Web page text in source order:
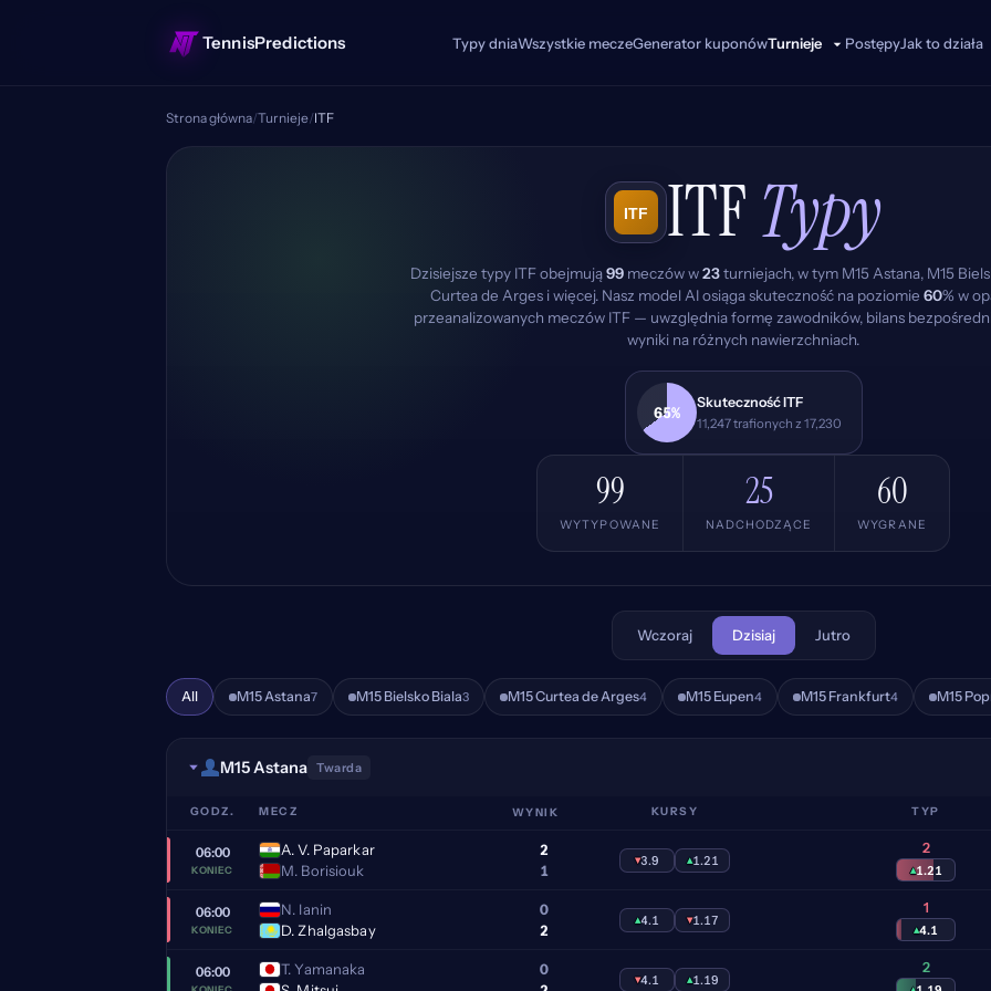
TennisPredictions Typy dniaWszystkie meczeGenerator kuponówTurnieje PostępyJak to działa
Strona główna/Turnieje/ITF
ITFTypy
Dzisiejsze typy ITF obejmują99 meczów w23turniejach, w tym M15 Astana, M15
Curtea de Arges i więcej. Nasz model AI osiąga skuteczność na poziomie 60% w
przeanalizowanych meczów ITF — uwzględnia formę zawodników, bilans
wyniki na różnych nawierzchniach.
65%
Skuteczność ITF
11,247 trafionych z 17,230
99
WYTYPOWANE
25
NADCHODZĄCE
60
WYGRANE
Wczoraj Dzisiaj Jutro
All M15 Astana7 M15 Bielsko Biala3 M15 Curtea de Arges4 M15 Eupen4 M15 Frankfurt4 M15
M15 Astana Twarda
GODZ. MECZ WYNIK KURSY TYP
06:00
KONIEC
A. V. Paparkar
M. Borisiouk
2
1
▾3.9 ▴1.21
2
▴1.21
06:00
KONIEC
N. Ianin
D. Zhalgasbay
0
2
▴4.1 ▾1.17
1
▴4.1
06:00
T. Yamanaka
0
▾4.1 ▴1.19
2